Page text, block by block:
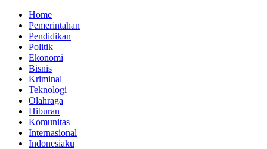
Home
Pemerintahan
Pendidikan
Politik
Ekonomi
Bisnis
Kriminal
Teknologi
Olahraga
Hiburan
Komunitas
Internasional
Indonesiaku